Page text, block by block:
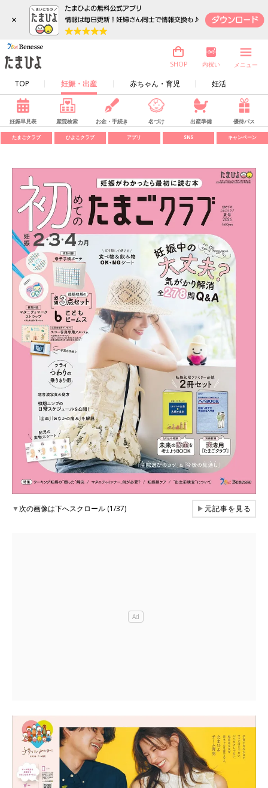
×
TOP 妊娠・出産 赤ちゃん・育児 妊活
SHOP 内祝い メニュー
妊娠早見表 産院検索 お金・手続き 名づけ 出産準備 優待パス
たまごクラブ ひよこクラブ アプリ SNS キャンペーン
▼次の画像は下へスクロール (1/37) ▶元記事を見る